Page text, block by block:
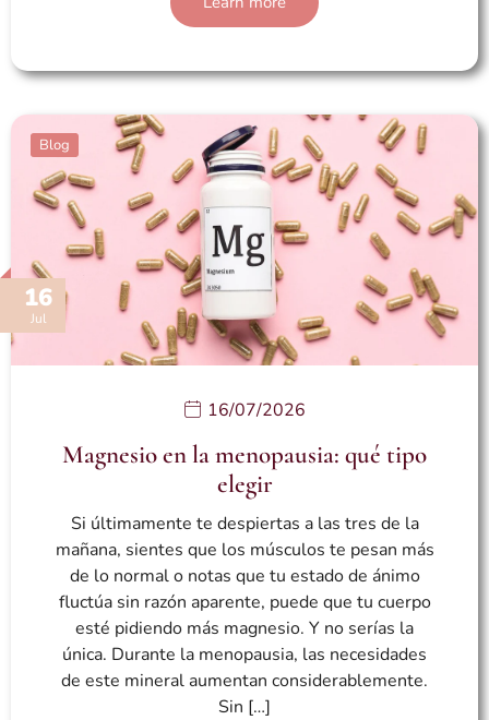
16
Jul
Blog
16/07/2026
Magnesio en la menopausia: qué tipo
elegir
Si últimamente te despiertas a las tres de la
mañana, sientes que los músculos te pesan más
de lo normal o notas que tu estado de ánimo
fluctúa sin razón aparente, puede que tu cuerpo
esté pidiendo más magnesio. Y no serías la
única. Durante la menopausia, las necesidades
de este mineral aumentan considerablemente.
Sin […]